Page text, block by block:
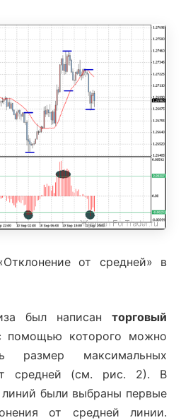
от средней» в
был написан торговый
помощью которого можно
размер максимальных
средней (см. рис. 2). В
линий были выбраны первые
от средней линии.